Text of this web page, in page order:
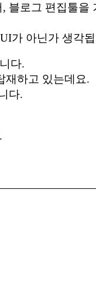
블로그 편집툴을
가 아닌가 생각
다.
재하고 있는데요.
다.